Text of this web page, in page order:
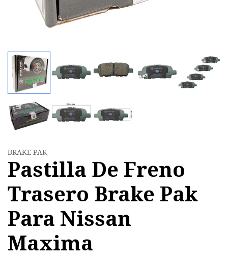
BRAKE PAK
Pastilla De Freno
Trasero Brake Pak
Para Nissan
Maxima